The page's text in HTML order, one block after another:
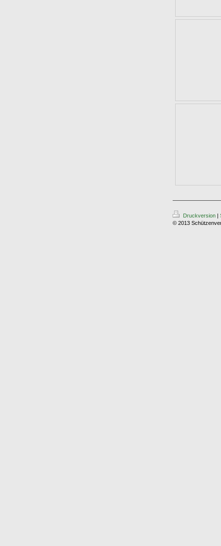
Druckversion |
© 2013